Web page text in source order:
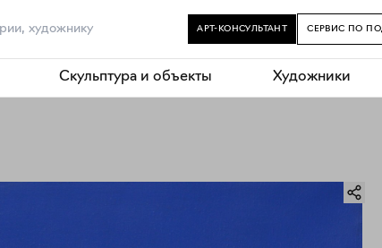
АРТ-КОНСУЛЬТАНТ СЕРВИС ПО
Скульптура и объекты Художники